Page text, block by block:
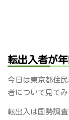
転出入者が
今日は東京都住
者について見てみ
転出入は国勢調